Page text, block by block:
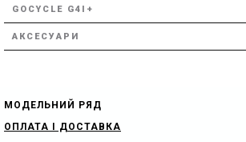
GOCYCLE G4I+
АКСЕСУАРИ
МОДЕЛЬНИЙ РЯД
ОПЛАТА І ДОСТАВКА